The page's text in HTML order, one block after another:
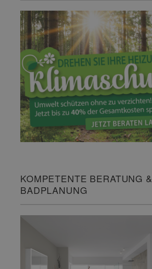
KOMPETENTE BERATUNG &
BADPLANUNG